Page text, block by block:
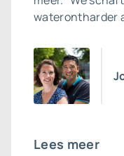
waterontharder
Lees meer